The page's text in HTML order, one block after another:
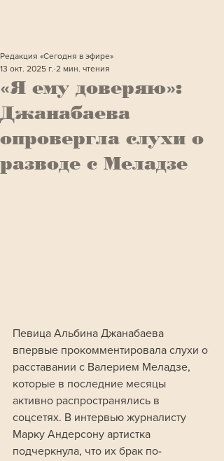
«Я ему доверяю»:
Джанабаева
опровергла слухи о
разводе с Меладзе
Редакция «Сегодня в эфире»
13 окт. 2025 г. 2 мин. чтения
Певица Альбина Джанабаева
впервые прокомментировала слухи о
расставании с Валерием Меладзе,
которые в последние месяцы
активно распространялись в
соцсетях. В интервью журналисту
Марку Андерсону артистка
подчеркнула, что их брак по-